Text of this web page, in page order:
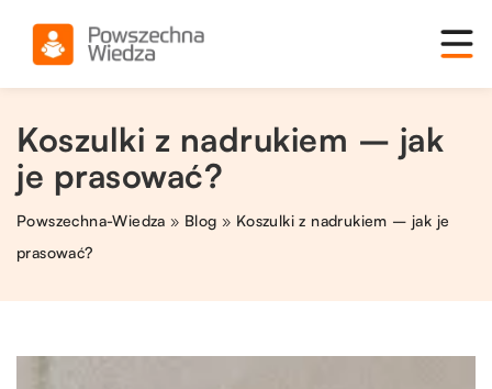
Koszulki z nadrukiem – jak
je prasować?
Powszechna-Wiedza » Blog » Koszulki z nadrukiem – jak je
prasować?